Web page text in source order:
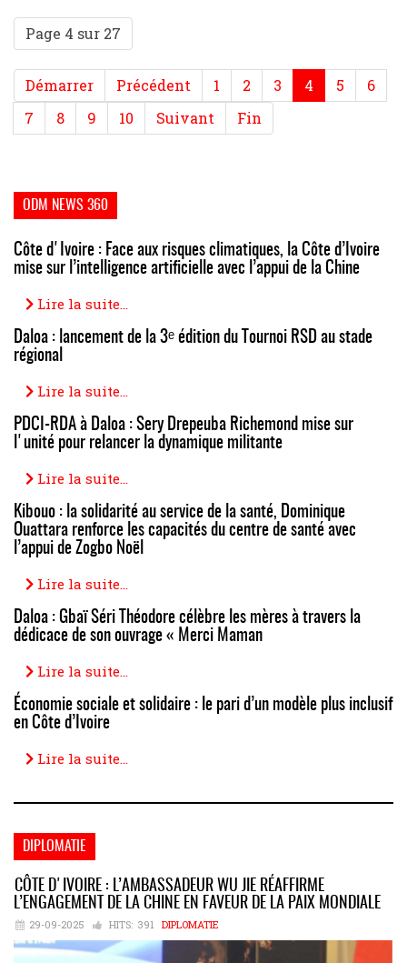
Page 4 sur 27
Démarrer Précédent 1 2 3 4 5
6
7
8 9 10 Suivant Fin
ODM NEWS 360
Côte d'Ivoire : Face aux risques climatiques, la Côte d’Ivoire
mise sur l’intelligence artificielle avec l’appui de la Chine
Lire la suite...
Daloa : lancement de la 3ᵉ édition du Tournoi RSD au stade
régional
Lire la suite...
PDCI-RDA à Daloa : Sery Drepeuba Richemond mise sur
l'unité pour relancer la dynamique militante
Lire la suite...
Kibouo : la solidarité au service de la santé, Dominique
Ouattara renforce les capacités du centre de santé avec
l’appui de Zogbo Noël
Lire la suite...
Daloa : Gbaï Séri Théodore célèbre les mères à travers la
dédicace de son ouvrage « Merci Maman
Lire la suite...
Économie sociale et solidaire : le pari d’un modèle plus inclusif
en Côte d’Ivoire
Lire la suite...
DIPLOMATIE
CÔTE D'IVOIRE : L’AMBASSADEUR WU JIE RÉAFFIRME
L’ENGAGEMENT DE LA CHINE EN FAVEUR DE LA PAIX MONDIALE
29-09-2025 HITS: 391 DIPLOMATIE